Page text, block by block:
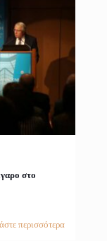
στο
περισσότερα